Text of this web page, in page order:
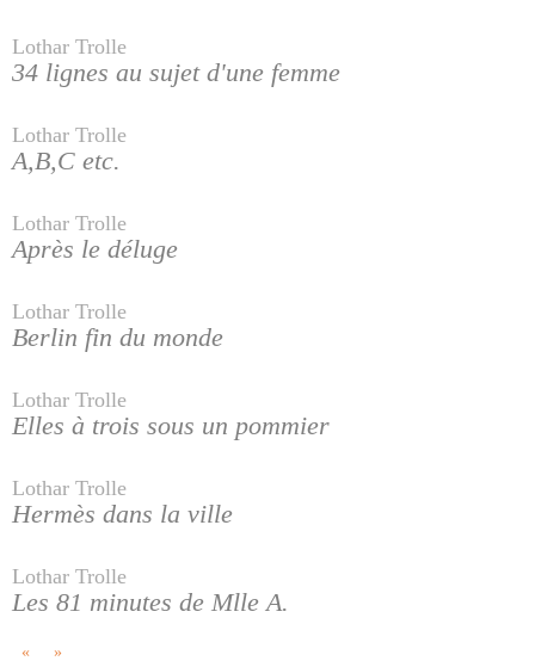
Lothar Trolle
34 lignes au sujet d'une femme
Lothar Trolle
A,B,C etc.
Lothar Trolle
Après le déluge
Lothar Trolle
Berlin fin du monde
Lothar Trolle
Elles à trois sous un pommier
Lothar Trolle
Hermès dans la ville
Lothar Trolle
Les 81 minutes de Mlle A.
« »